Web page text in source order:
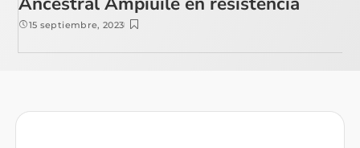
15 septiembre, 2023